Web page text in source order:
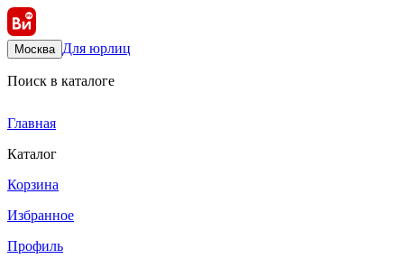
Москва Для юрлиц
Поиск в каталоге
Главная
Каталог
Корзина
Избранное
Профиль